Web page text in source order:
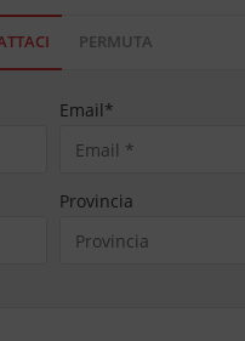
PERMUTA
Email*
Provincia